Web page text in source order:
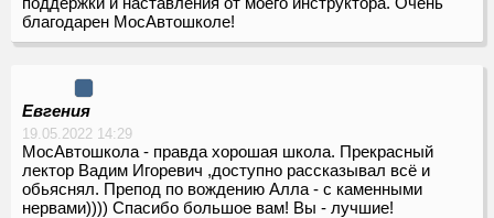
благодарен МосАвтошколе!
Евгения
19.05.2022 14:29
МосАвтошкола - правда хорошая школа. Прекрасный
лектор Вадим Игоревич ,доступно рассказывал всё и
обьяснял. Препод по вождению Алла - с каменными
нервами)))) Спасибо большое вам! Вы - лучшие!